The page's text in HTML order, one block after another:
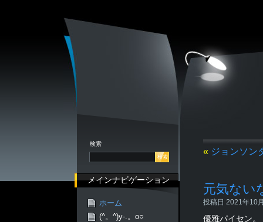
« ジョンソン
元気ない
投稿日 2021年10
優雅パイセン。
検索
メインナビゲーション
ホーム
(^。^)y-.。o○